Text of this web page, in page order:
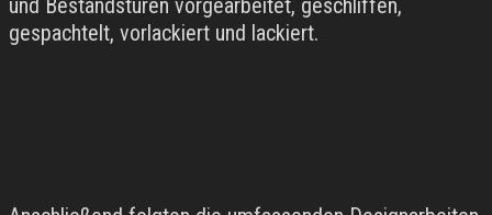
gespachtelt, vorlackiert und lackiert.